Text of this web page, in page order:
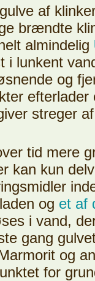
af
brændte
almindelig
i lunkent
og
streger
tid mere
kan kun
og et af
i vand,
gang
og
for